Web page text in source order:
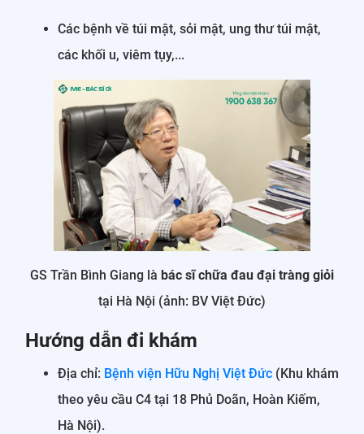
Các bệnh về túi mật, sỏi mật, ung thư túi mật,
các khối u, viêm tụy,...
GS Trần Bình Giang là bác sĩ chữa đau đại tràng giỏi
tại Hà Nội (ảnh: BV Việt Đức)
Hướng dẫn đi khám
Địa chỉ: Bệnh viện Hữu Nghị Việt Đức (Khu khám
theo yêu cầu C4 tại 18 Phủ Doãn, Hoàn Kiếm,
Hà Nội).